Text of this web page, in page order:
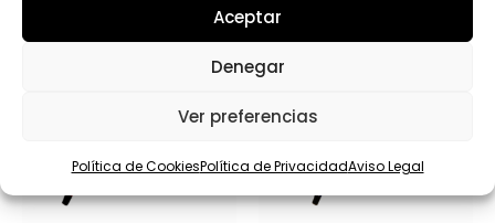
Aceptar
Denegar
Ver preferencias
Política de CookiesPolítica de PrivacidadAviso Legal